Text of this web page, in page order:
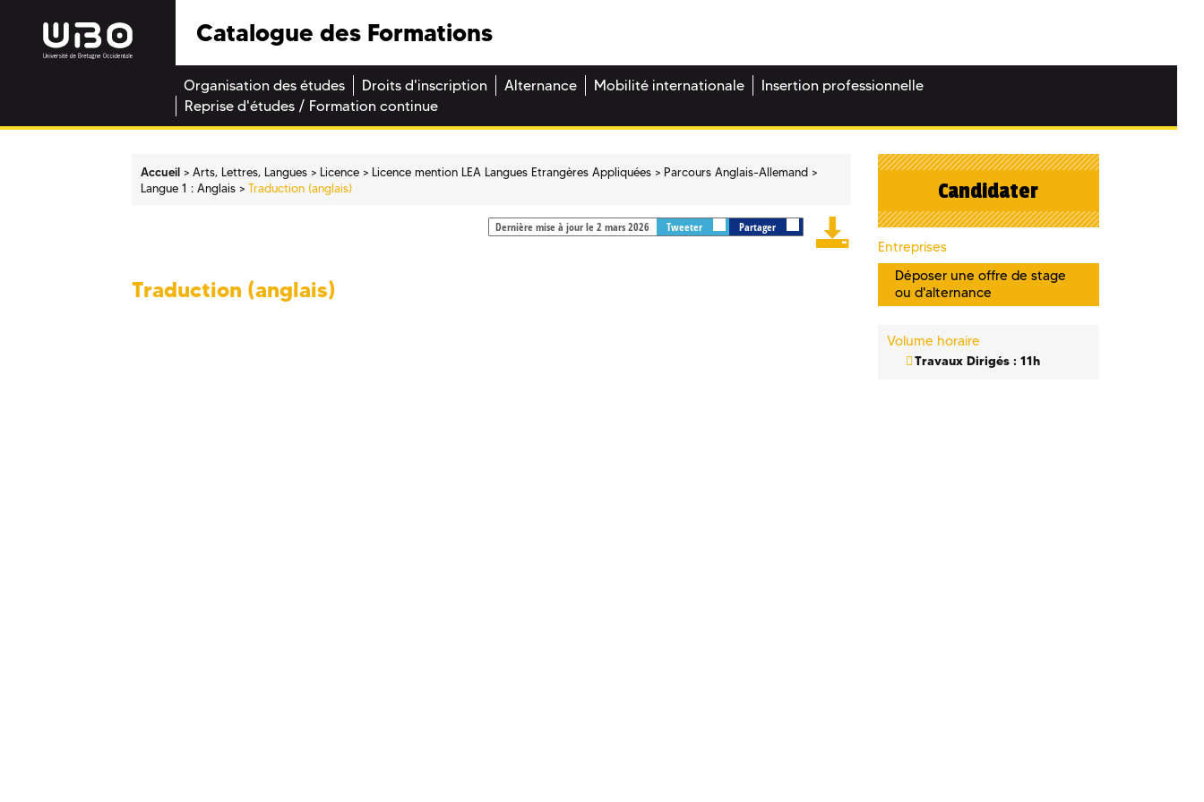
Catalogue des Formations
Organisation des études Droits d'inscription Alternance Mobilité internationale
Insertion professionnelle
Reprise d'études / Formation continue
Accueil Arts, Lettres, Langues Licence Licence mention LEA Langues Etrangères Appliquées
Parcours Anglais-Allemand
Langue 1 : Anglais
Traduction (anglais)
Dernière mise à jour le 2 mars 2026 Tweeter Partager
Traduction (anglais)
Candidater
Entreprises
Déposer une offre de stage
ou d'alternance
Volume horaire
Travaux Dirigés : 11h